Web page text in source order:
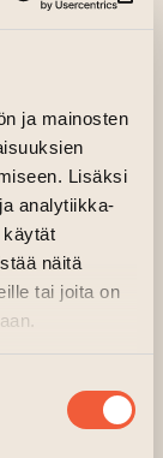
ja mainosten
Lisäksi
analytiikka-
käytät
näitä
tai joita on
plats
sin egen
dig
stämning
dig att
att njuta